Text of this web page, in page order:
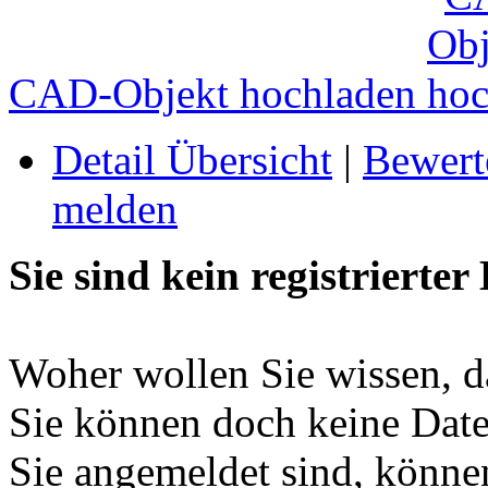
CAD-Objekt hochladen
Detail Übersicht |
melden
Sie sind kein registrierter
Woher wollen Sie wissen,
Sie können doch keine
Sie angemeldet sind,